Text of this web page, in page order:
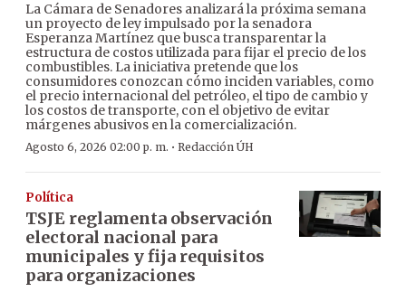
La Cámara de Senadores analizará la próxima semana
un proyecto de ley impulsado por la senadora
Esperanza Martínez que busca transparentar la
estructura de costos utilizada para fijar el precio de los
combustibles. La iniciativa pretende que los
consumidores conozcan cómo inciden variables, como
el precio internacional del petróleo, el tipo de cambio y
los costos de transporte, con el objetivo de evitar
márgenes abusivos en la comercialización.
Agosto 6, 2026 02:00 p. m. · Redacción ÚH
Política
TSJE reglamenta observación
electoral nacional para
municipales y fija requisitos
para organizaciones